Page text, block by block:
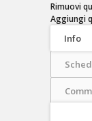
Rimuovi
Aggiungi
Info